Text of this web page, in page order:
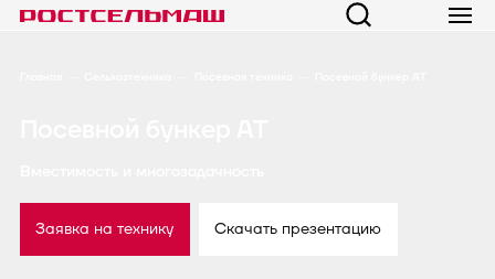
Заявка на технику Скачать презентацию